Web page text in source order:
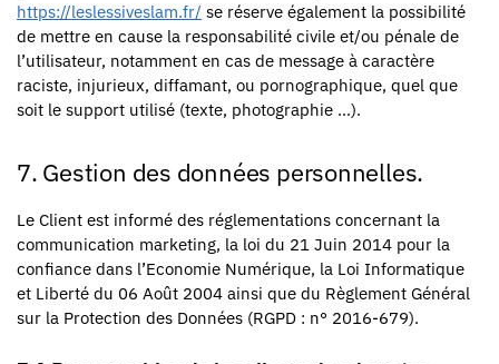
https://leslessiveslam.fr/ se réserve également la possibilité
de mettre en cause la responsabilité civile et/ou pénale de
l’utilisateur, notamment en cas de message à caractère
raciste, injurieux, diffamant, ou pornographique, quel que
soit le support utilisé (texte, photographie …).
7. Gestion des données personnelles.
Le Client est informé des réglementations concernant la
communication marketing, la loi du 21 Juin 2014 pour la
confiance dans l’Economie Numérique, la Loi Informatique
et Liberté du 06 Août 2004 ainsi que du Règlement Général
sur la Protection des Données (RGPD : n° 2016-679).